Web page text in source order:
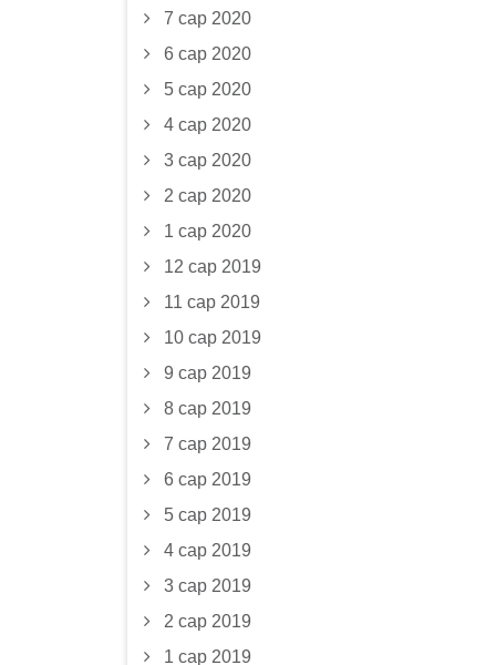
7 сар 2020
6 сар 2020
5 сар 2020
4 сар 2020
3 сар 2020
2 сар 2020
1 сар 2020
12 сар 2019
11 сар 2019
10 сар 2019
9 сар 2019
8 сар 2019
7 сар 2019
6 сар 2019
5 сар 2019
4 сар 2019
3 сар 2019
2 сар 2019
1 сар 2019